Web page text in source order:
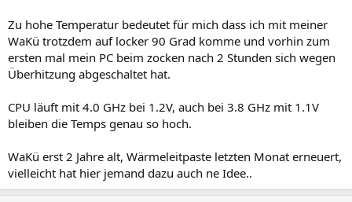
Zu hohe Temperatur bedeutet für mich dass ich mit meiner
WaKü trotzdem auf locker 90 Grad komme und vorhin zum
ersten mal mein PC beim zocken nach 2 Stunden sich wegen
Überhitzung abgeschaltet hat.
CPU läuft mit 4.0 GHz bei 1.2V, auch bei 3.8 GHz mit 1.1V
bleiben die Temps genau so hoch.
WaKü erst 2 Jahre alt, Wärmeleitpaste letzten Monat erneuert,
vielleicht hat hier jemand dazu auch ne Idee..